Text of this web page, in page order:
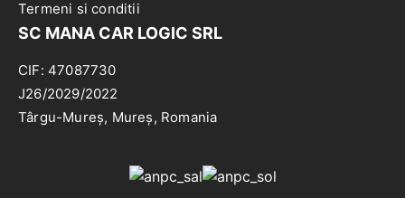
Termeni si conditii
SC MANA CAR LOGIC SRL
CIF: 47087730
J26/2029/2022
Târgu-Mureș, Mureș, Romania